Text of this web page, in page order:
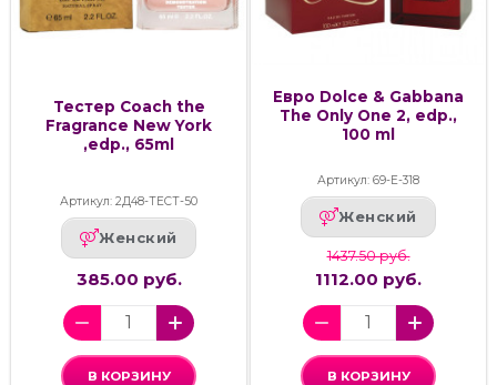
Тестер Coach the
Fragrance New York
,edp., 65ml
Артикул: 2Д48-ТЕСТ-50
Женский
385.00 руб.
В КОРЗИНУ
Евро Dolce & Gabbana
The Only One 2, edp.,
100 ml
Артикул: 69-Е-318
Женский
1437.50 руб.
1112.00 руб.
В КОРЗИНУ